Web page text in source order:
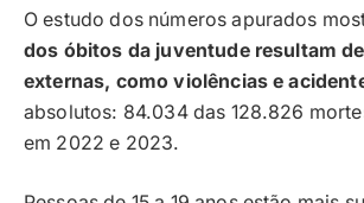
O estudo dos números apurados
dos óbitos da juventude resultam
externas, como violências e
absolutos: 84.034 das 128.826
em 2022 e 2023.